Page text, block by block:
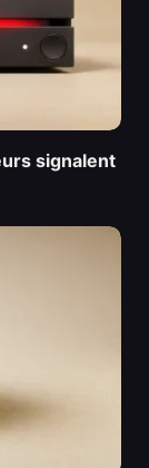
signalent